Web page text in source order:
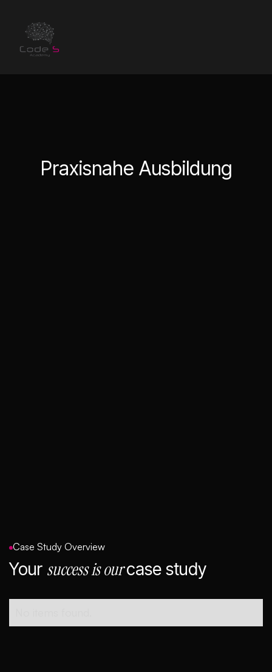
Praxisnahe Ausbildung
Case Study Overview
Your success is ourcase study